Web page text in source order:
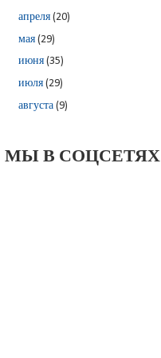
апреля(20)
мая(29)
июня(35)
июля(29)
августа(9)
МЫ В СОЦСЕТЯХ